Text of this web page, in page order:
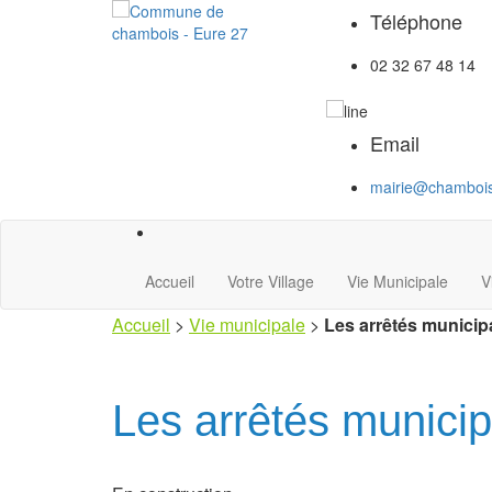
Téléphone
02 32 67 48 14
Email
Accueil Votre Village Vie Municipale
Accueil > Vie municipale > Les arrêtés
Les arrêtés